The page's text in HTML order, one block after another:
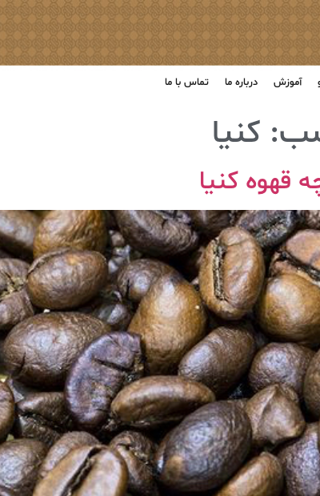
آموزش درباره ما تماس با ما
کنیا
قهوه کنیا